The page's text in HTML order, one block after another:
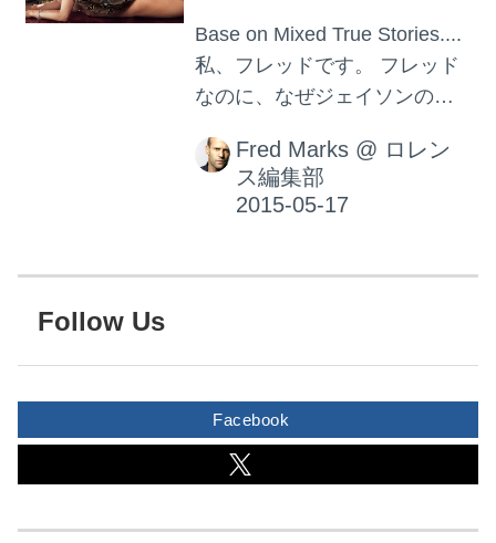
し、彼には人に言えない性癖
がひとつありました。 足の指
を舐めたい Yさんは、女性の
脚が大好き。いわゆるおっぱ
い星人ではなく、美脚星人と
Base on Mixed True Stories....
私、フレッドです。 フレッド
なのに、なぜジェイソンの顔
こなしでどうぞよろしく。 こ
の連載では、私、フレッド自
身を含む、数百人の男たちの
ちょいとスパイスを効かせて
くはLove & Sexです。 さて、
今回のエピソード 今回のエピ
ソードは 「指センサー」 とい
です。 この男、名前は伏せて
Fred Marks @ ロレン
ス編集部
Follow Us
Facebook